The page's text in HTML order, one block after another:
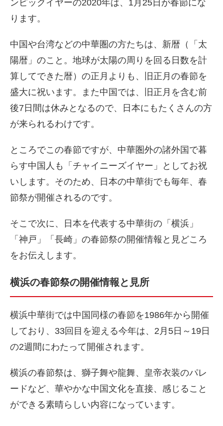
ンピックイヤーの2020年は、1月25日が春節にな
ります。
中国や台湾などの中華圏の方たちは、新暦（「太
陽暦」のこと。地球が太陽の周りを回る日数を計
算してできた暦）の正月よりも、旧正月の春節を
盛大に祝います。また中国では、旧正月を含む前
後7日間は休みとなるので、日本にもたくさんの方
が来られるわけです。
ところでこの春節ですが、中華圏外の諸外国で暮
らす中国人も「チャイニーズイヤー」としてお祝
いします。そのため、日本の中華街でも毎年、春
節祭が開催されるのです。
そこで次に、日本を代表する中華街の「横浜」
「神戸」「長崎」の春節祭の開催情報と見どころ
をお伝えします。
横浜の春節祭の開催情報と見所
横浜中華街では中国同様の春節を1986年から開催
しており、33回目を迎える今年は、2月5日～19日
の2週間にわたって開催されます。
横浜の春節祭は、獅子舞や龍舞、皇帝衣装のパレ
ードなど、華やかな中国文化を直接、感じること
ができる素晴らしい内容になっています。